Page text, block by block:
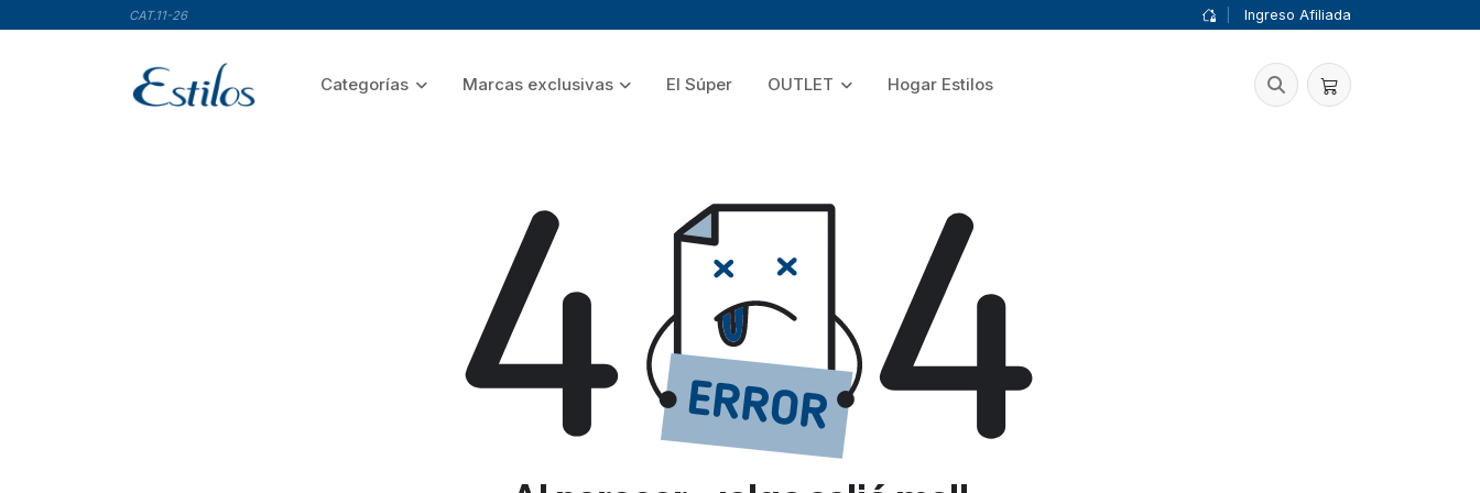
CAT.11-26 Ingreso Afiliada
Categorías Marcas exclusivas El Súper OUTLET Hogar Estilos